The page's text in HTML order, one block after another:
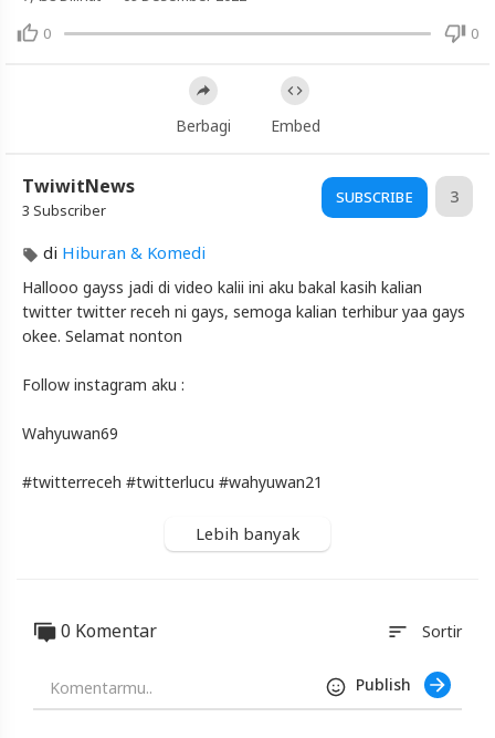
Kebegoan
Yang
Blackexpo
Info
Twitter
Receh
Hari
Ini???
Kebegoan
Haqiqi!!!
Platform
Berbagi
Video
401XD
0 0
Berbagi Embed
TwiwitNews
3 Subscriber
SUBSCRIBE 3
di Hiburan & Komedi
Hallooo gayss jadi di video kalii ini aku bakal kasih kalian
twitter twitter receh ni gays, semoga kalian terhibur yaa gays
okee. Selamat nonton
Follow instagram aku :
Wahyuwan69
#twitterreceh #twitterlucu #wahyuwan21
Lebih banyak
0 Komentar sort Sortir
Publish